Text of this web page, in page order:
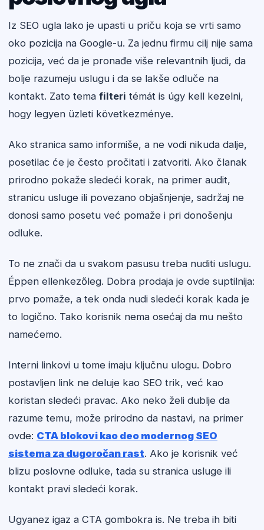
Iz SEO ugla lako je upasti u priču koja se vrti samo
oko pozicija na Google-u. Za jednu firmu cilj nije sama
pozicija, već da je pronađe više relevantnih ljudi, da
bolje razumeju uslugu i da se lakše odluče na
kontakt. Zato tema filteri témát is úgy kell kezelni,
hogy legyen üzleti következménye.
Ako stranica samo informiše, a ne vodi nikuda dalje,
posetilac će je često pročitati i zatvoriti. Ako članak
prirodno pokaže sledeći korak, na primer audit,
stranicu usluge ili povezano objašnjenje, sadržaj ne
donosi samo posetu već pomaže i pri donošenju
odluke.
To ne znači da u svakom pasusu treba nuditi uslugu.
Éppen ellenkezőleg. Dobra prodaja je ovde suptilnija:
prvo pomaže, a tek onda nudi sledeći korak kada je
to logično. Tako korisnik nema osećaj da mu nešto
namećemo.
Interni linkovi u tome imaju ključnu ulogu. Dobro
postavljen link ne deluje kao SEO trik, već kao
koristan sledeći pravac. Ako neko želi dublje da
razume temu, može prirodno da nastavi, na primer
ovde: CTA blokovi kao deo modernog SEO
sistema za dugoročan rast. Ako je korisnik već
blizu poslovne odluke, tada su stranica usluge ili
kontakt pravi sledeći korak.
Ugyanez igaz a CTA gombokra is. Ne treba ih biti